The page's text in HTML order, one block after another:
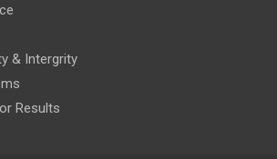
& Intergrity
Results